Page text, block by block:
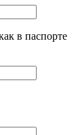
в паспорте